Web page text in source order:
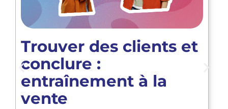
Trouver des clients et
conclure :
entraînement à la
vente